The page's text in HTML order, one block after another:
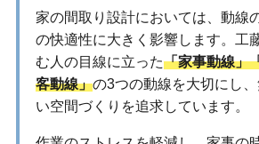
家の間取り設計においては、動線
の快適性に大きく影響します。工
む人の目線に立った「家事動線」
客動線」の3つの動線を大切にし
い空間づくりを追求しています。